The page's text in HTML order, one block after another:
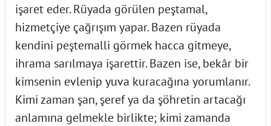
işaret eder. Rüyada görülen peştamal,
hizmetçiye çağrışım yapar. Bazen rüyada
kendini peştemalli görmek hacca gitmeye,
ihrama sarılmaya işarettir. Bazen ise, bekâr bir
kimsenin evlenip yuva kuracağına yorumlanır.
Kimi zaman şan, şeref ya da şöhretin artacağı
anlamına gelmekle birlikte; kimi zamanda